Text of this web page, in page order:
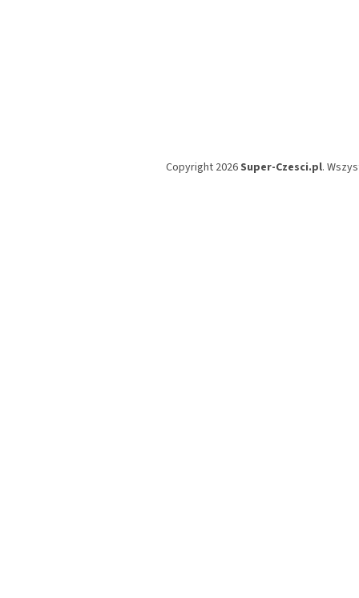
Copyright 2026Super-Czesci.pl.